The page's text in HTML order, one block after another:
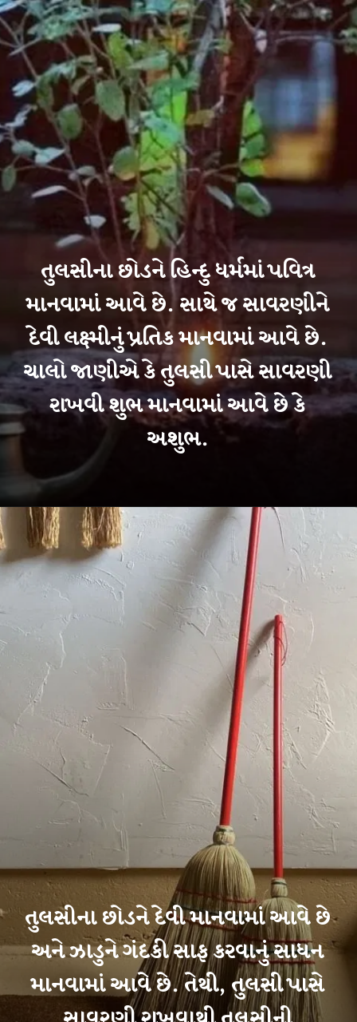
તુલસીના છોડને હિન્દુ ધર્મમાં પવિત્ર
માનવામાં આવે છે. સાથે જ સાવરણીને
દેવી લક્ષ્મીનું પ્રતિક માનવામાં આવે છે.
ચાલો જાણીએ કે તુલસી પાસે સાવરણી
રાખવી શુભ માનવામાં આવે છે કે
અશુભ.
તુલસીના છોડને દેવી માનવામાં આવે છે
અને ઝાડુને ગંદકી સાફ કરવાનું સાધન
માનવામાં આવે છે. તેથી, તુલસી પાસે